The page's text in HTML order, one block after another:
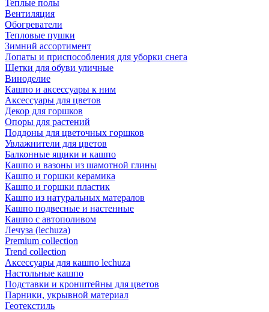
Теплые полы
Вентиляция
Обогреватели
Тепловые пушки
Зимний ассортимент
Лопаты и приспособления для уборки снега
Щетки для обуви уличные
Виноделие
Кашпо и аксессуары к ним
Аксессуары для цветов
Декор для горшков
Опоры для растений
Поддоны для цветочных горшков
Увлажнители для цветов
Балконные ящики и кашпо
Кашпо и вазоны из шамотной глины
Кашпо и горшки керамика
Кашпо и горшки пластик
Кашпо из натуральных матералов
Кашпо подвесные и настенные
Кашпо с автополивом
Лечуза (lechuza)
Premium collection
Trend collection
Аксессуары для кашпо lechuza
Настольные кашпо
Подставки и кронштейны для цветов
Парники, укрывной материал
Геотекстиль